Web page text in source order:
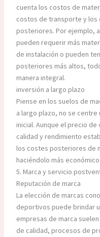
cuenta los costos de
costos de transporte y
posteriores. Por ejemplo,
pueden requerir más
de instalación o pueden
posteriores más altos,
manera integral.
inversión a largo plazo
Piense en los suelos de
a largo plazo, no se
inicial. Aunque el precio de
calidad y rendimiento
los costes posteriores de
haciéndolo más
5. Marca y servicio
Reputación de marca
La elección de marcas
deportivos puede brindar
empresas de marca
de calidad, procesos de